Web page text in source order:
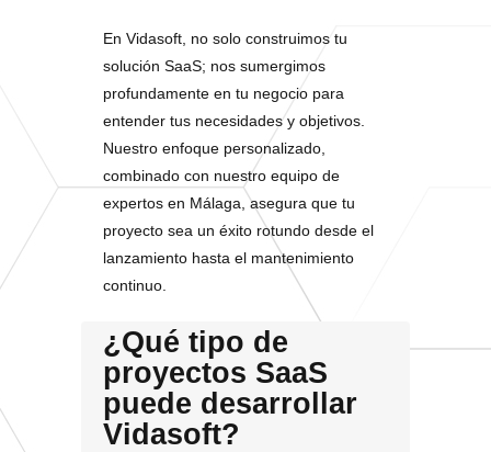
En Vidasoft, no solo construimos tu
solución SaaS; nos sumergimos
profundamente en tu negocio para
entender tus necesidades y objetivos.
Nuestro enfoque personalizado,
combinado con nuestro equipo de
expertos en Málaga, asegura que tu
proyecto sea un éxito rotundo desde el
lanzamiento hasta el mantenimiento
continuo.
¿Qué tipo de
proyectos SaaS
puede desarrollar
Vidasoft?